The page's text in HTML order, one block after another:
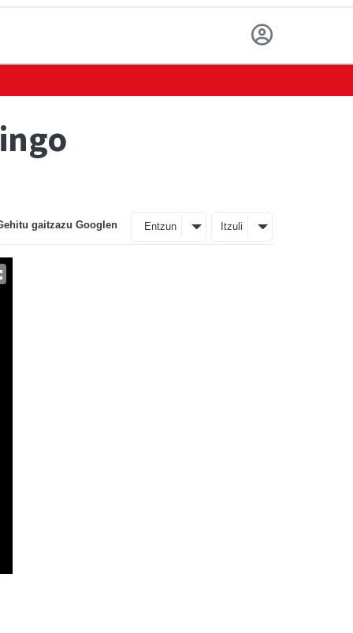
gaitzazu Googlen Entzun Itzuli